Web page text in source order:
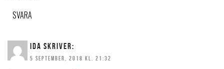
SVARA
IDA SKRIVER:
5 SEPTEMBER, 2018 KL. 21:32